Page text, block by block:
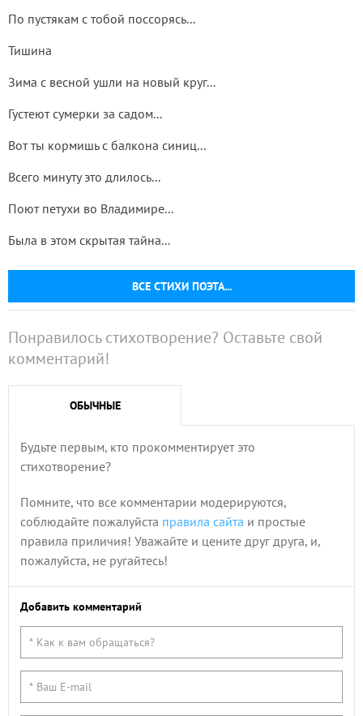
ВСЕ СТИХИ ПОЭТА...
По пустякам с тобой поссорясь...
Тишина
Зима с весной ушли на новый круг...
Густеют сумерки за садом...
Вот ты кормишь с балкона синиц...
Всего минуту это длилось...
Поют петухи во Владимире...
Была в этом скрытая тайна...
Понравилось стихотворение? Оставьте свой
комментарий!
ОБЫЧНЫЕ
Будьте первым, кто прокомментирует это
стихотворение?
Помните, что все комментарии модерируются,
соблюдайте пожалуйста правила сайта и простые
правила приличия! Уважайте и цените друг друга, и,
пожалуйста, не ругайтесь!
Добавить комментарий